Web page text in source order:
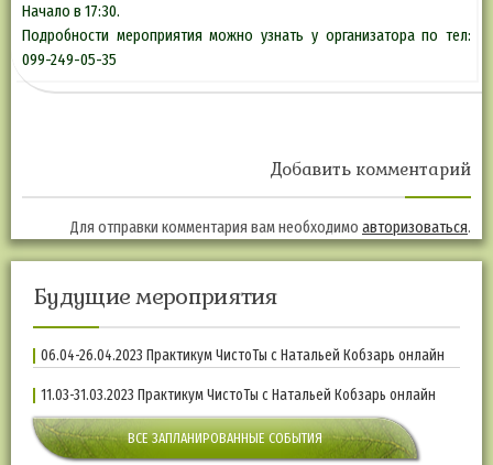
Начало в 17:30.
Подробности мероприятия можно узнать у организатора по тел:
099-249-05-35
Добавить комментарий
Для отправки комментария вам необходимо авторизоваться.
Будущие мероприятия
06.04-26.04.2023 Практикум ЧистоТы с Натальей Кобзарь онлайн
11.03-31.03.2023 Практикум ЧистоТы с Натальей Кобзарь онлайн
ВСЕ ЗАПЛАНИРОВАННЫЕ СОБЫТИЯ